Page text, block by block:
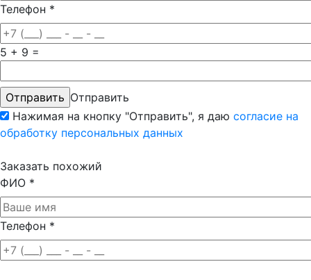
Телефон *
5 + 9 =
Отправить
Нажимая на кнопку "Отправить", я даю согласие на
обработку персональных данных
Заказать похожий
ФИО *
Телефон *